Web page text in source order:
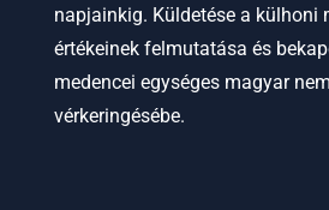
napjainkig. Küldetése a külhoni
értékeinek felmutatása és
medencei egységes magyar
vérkeringésébe.